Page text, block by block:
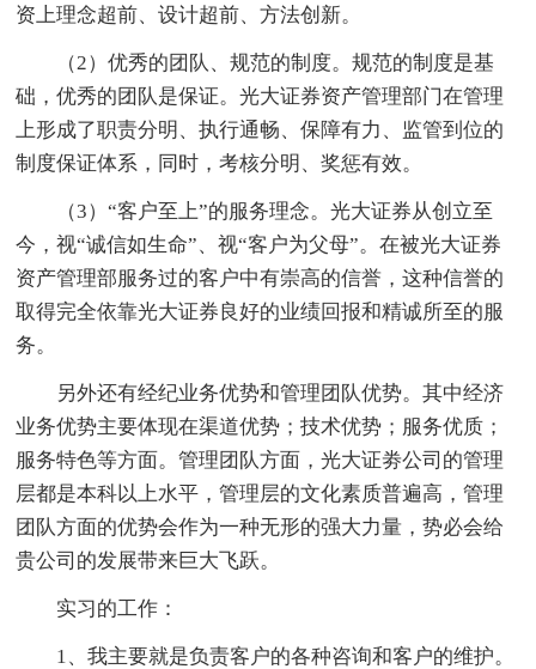
资上理念超前、设计超前、方法创新。
（2）优秀的团队、规范的制度。规范的制度是基
础，优秀的团队是保证。光大证券资产管理部门在管理
上形成了职责分明、执行通畅、保障有力、监管到位的
制度保证体系，同时，考核分明、奖惩有效。
（3）“客户至上”的服务理念。光大证券从创立至
今，视“诚信如生命”、视“客户为父母”。在被光大证券
资产管理部服务过的客户中有崇高的信誉，这种信誉的
取得完全依靠光大证券良好的业绩回报和精诚所至的服
务。
另外还有经纪业务优势和管理团队优势。其中经济
业务优势主要体现在渠道优势；技术优势；服务优质；
服务特色等方面。管理团队方面，光大证劵公司的管理
层都是本科以上水平，管理层的文化素质普遍高，管理
团队方面的优势会作为一种无形的强大力量，势必会给
贵公司的发展带来巨大飞跃。
实习的工作：
1、我主要就是负责客户的各种咨询和客户的维护。